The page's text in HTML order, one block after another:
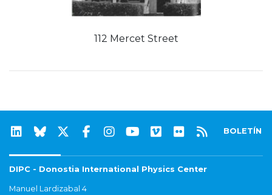
112 Mercet Street
BOLETÍN
DIPC - Donostia International Physics Center
Manuel Lardizabal 4